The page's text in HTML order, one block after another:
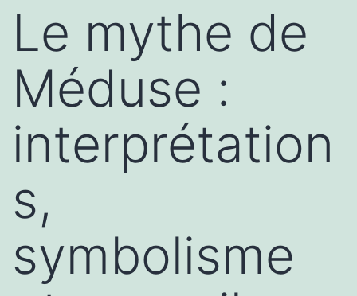
Le mythe de
Méduse :
interprétation
s,
symbolisme